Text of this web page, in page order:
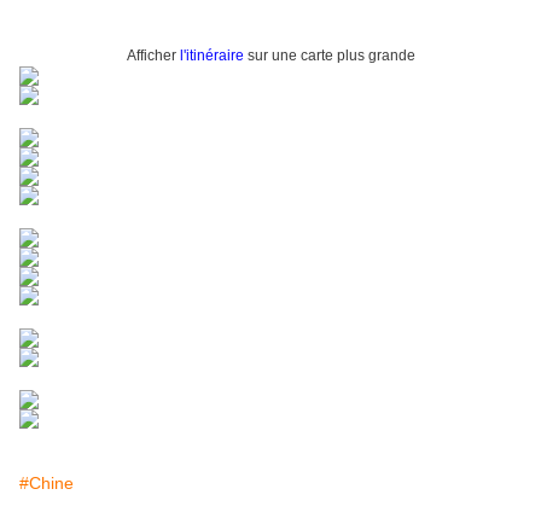
Afficher l'itinéraire sur une carte plus grande
#Chine